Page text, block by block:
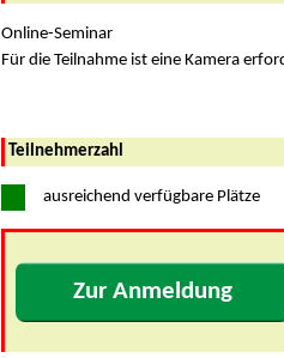
Online-Seminar
Für die Teilnahme ist eine Kamera
Teilnehmerzahl
ausreichend verfügbare Plätze
Zur Anmeldung